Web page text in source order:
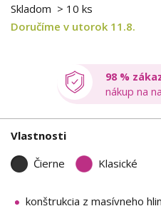
Skladom > 10 ks
Doručíme v utorok 11.8.
98 %
nákup na
Vlastnosti
Čierne Klasické
konštrukcia z masívneho